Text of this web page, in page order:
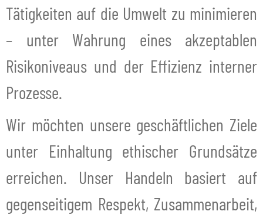
Tätigkeiten auf die Umwelt zu minimieren
– unter Wahrung eines akzeptablen
Risikoniveaus und der Effizienz interner
Prozesse.
Wir möchten unsere geschäftlichen Ziele
unter Einhaltung ethischer Grundsätze
erreichen. Unser Handeln basiert auf
gegenseitigem Respekt, Zusammenarbeit,